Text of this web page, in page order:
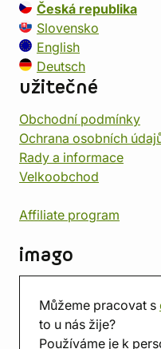
Můžeme pracovat s
to u nás žije?
Používáme je k
Česká republika
Slovensko
English
Deutsch
užitečné
Obchodní podmínky
Ochrana osobních
Rady a informace
Velkoobchod
Affiliate program
imago
Prodejna
Herna
O nás